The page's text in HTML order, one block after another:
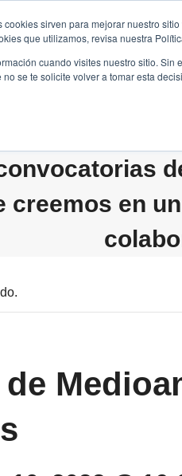
sirven para mejorar nuestro
que utilizamos, revisa nuestra
cuando visites nuestro sitio.
se te solicite volver a tomar esta
B2B FILANTROPÍA
creemos en